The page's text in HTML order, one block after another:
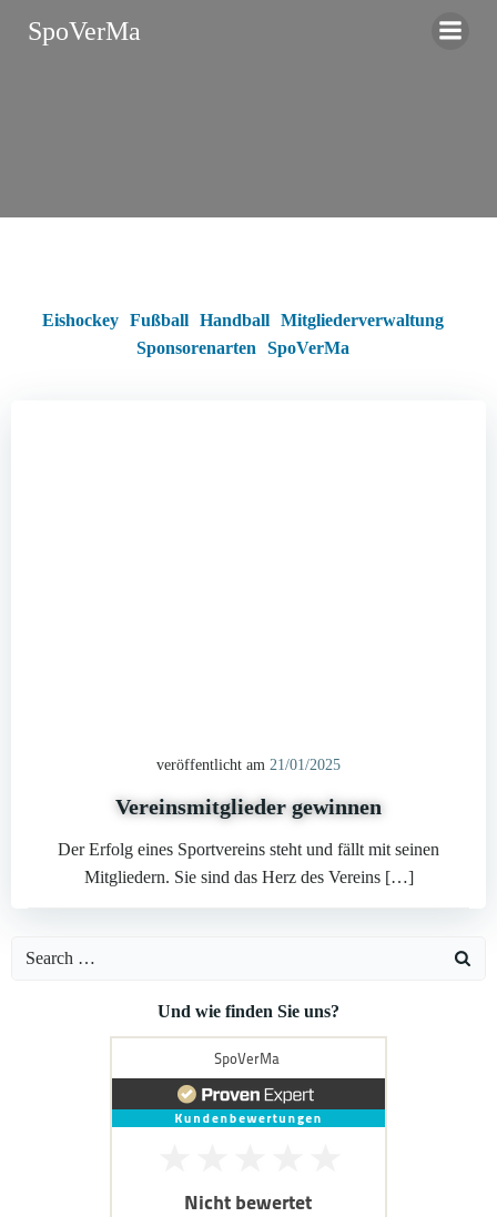
SpoVerMa
Eishockey Fußball Handball Mitgliederverwaltung
Sponsorenarten
SpoVerMa
veröffentlicht am 21/01/2025
Vereinsmitglieder gewinnen
Der Erfolg eines Sportvereins steht und fällt mit seinen
Mitgliedern. Sie sind das Herz des Vereins […]
Search
Und wie finden Sie uns?